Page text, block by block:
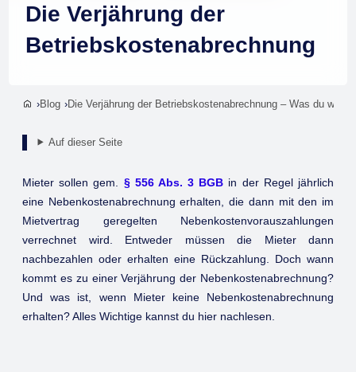
Die Verjährung der
Betriebskostenabrechnung
Blog Die Verjährung der Betriebskostenabrechnung – Was du
Auf dieser Seite
Mieter sollen gem. § 556 Abs. 3 BGB in der Regel jährlich
eine Nebenkostenabrechnung erhalten, die dann mit den im
Mietvertrag geregelten Nebenkostenvorauszahlungen
verrechnet wird. Entweder müssen die Mieter dann
nachbezahlen oder erhalten eine Rückzahlung. Doch wann
kommt es zu einer Verjährung der Nebenkostenabrechnung?
Und was ist, wenn Mieter keine Nebenkostenabrechnung
erhalten? Alles Wichtige kannst du hier nachlesen.